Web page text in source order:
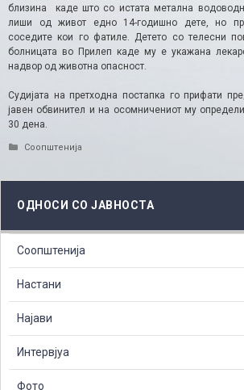
близина каде што со истата метална
лиши од живот едно 14-годишно дете, но
соседите кои го фатиле. Детето со телесни
болницата во Прилеп каде му е укажана
надвор од животна опасност.
Судијата на претходна постапка го прифати
јавен обвинител и на осомничениот му
30 дена.
Categories
Соопштенија
ОДНОСИ СО ЈАВНОСТА
Соопштенија
Настани
Најави
Интервјуа
Фото